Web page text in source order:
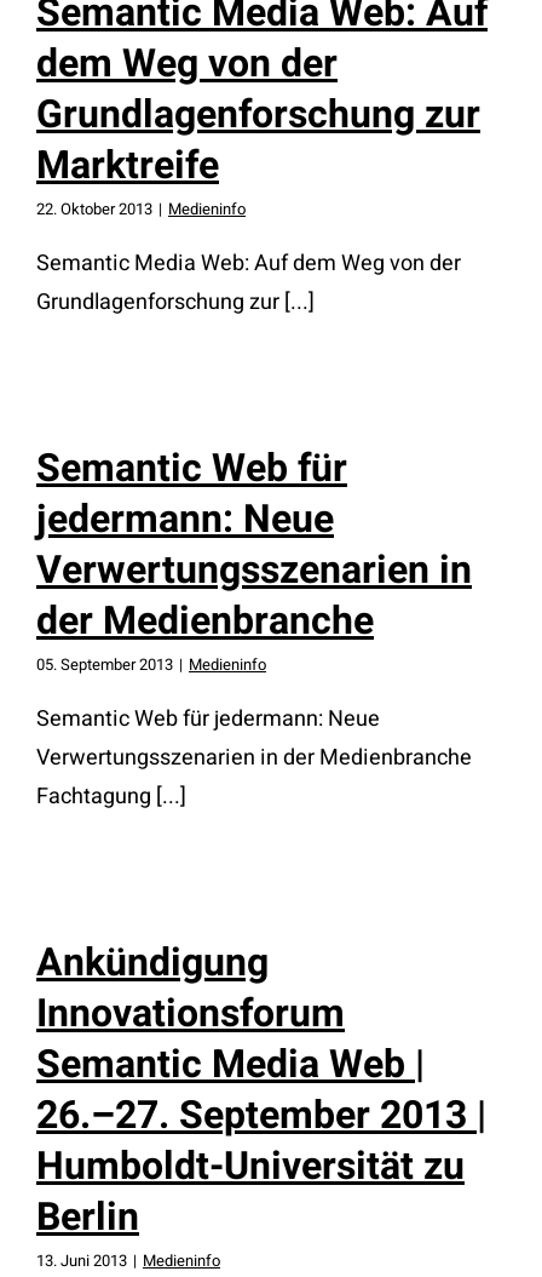
Semantic Media Web: Auf
dem Weg von der
Grundlagenforschung zur
Marktreife
22. Oktober 2013 | Medieninfo
Semantic Media Web: Auf dem Weg von der
Grundlagenforschung zur [...]
Semantic Web für
jedermann: Neue
Verwertungsszenarien in
der Medienbranche
05. September 2013 | Medieninfo
Semantic Web für jedermann: Neue
Verwertungsszenarien in der Medienbranche
Fachtagung [...]
Ankündigung
Innovationsforum
Semantic Media Web |
26.–27. September 2013 |
Humboldt-Universität zu
Berlin
13. Juni 2013 | Medieninfo